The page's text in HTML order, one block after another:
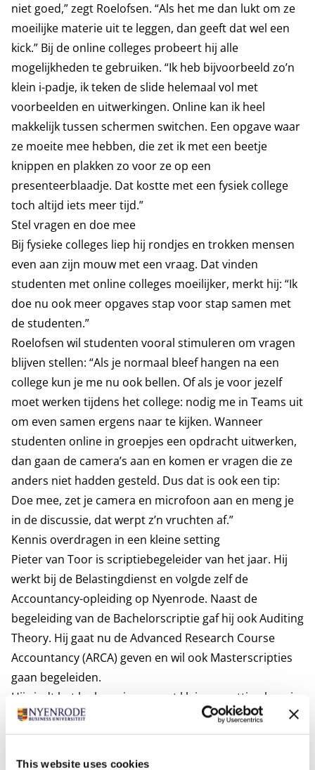
This website uses cookies
niet goed,” zegt Roelofsen. “Als het me dan lukt om ze
moeilijke materie uit te leggen, dan geeft dat wel een
kick.” Bij de online colleges probeert hij alle
mogelijkheden te gebruiken. “Ik heb bijvoorbeeld zo’n
klein i-padje, ik teken de slide helemaal vol met
voorbeelden en uitwerkingen. Online kan ik heel
makkelijk tussen schermen switchen. Een opgave waar
ze moeite mee hebben, die zet ik met een beetje
knippen en plakken zo voor ze op een
presenteerblaadje. Dat kostte met een fysiek college
toch altijd iets meer tijd.”
Stel vragen en doe mee
Bij fysieke colleges liep hij rondjes en trokken mensen
even aan zijn mouw met een vraag. Dat vinden
studenten met online colleges moeilijker, merkt hij: “Ik
doe nu ook meer opgaves stap voor stap samen met
de studenten.”
Roelofsen wil studenten vooral stimuleren om vragen
blijven stellen: “Als je normaal bleef hangen na een
college kun je me nu ook bellen. Of als je voor jezelf
moet werken tijdens het college: nodig me in Teams uit
om even samen ergens naar te kijken. Wanneer
studenten online in groepjes een opdracht uitwerken,
dan gaan de camera’s aan en komen er vragen die ze
anders niet hadden gesteld. Dus dat is ook een tip:
Doe mee, zet je camera en microfoon aan en meng je
in de discussie, dat werpt z’n vruchten af.”
Kennis overdragen in een kleine setting
Pieter van Toor is scriptiebegeleider van het jaar. Hij
werkt bij de Belastingdienst en volgde zelf de
Accountancy-opleiding op Nyenrode. Naast de
begeleiding van de Bachelorscriptie gaf hij ook Auditing
Theory. Hij gaat nu de Advanced Research Course
Accountancy (ARCA) geven en wil ook Masterscripties
gaan begeleiden.
Hij vindt het leuk om in een wat kleinere setting kennis
over te dragen aan jonge studenten. Ze stimuleren om
die wetenschappelijke artikelen in te duiken. “Mijn
uitdaging is om te zorgen dat ze het scriptietraject leuk